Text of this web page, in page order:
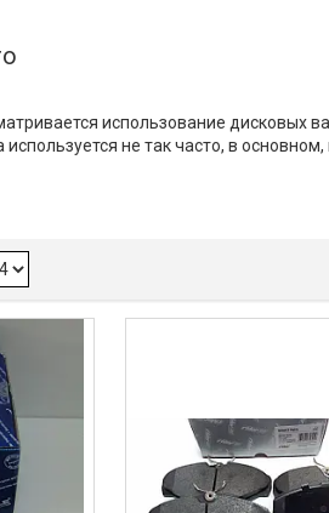
использование
не так часто, в